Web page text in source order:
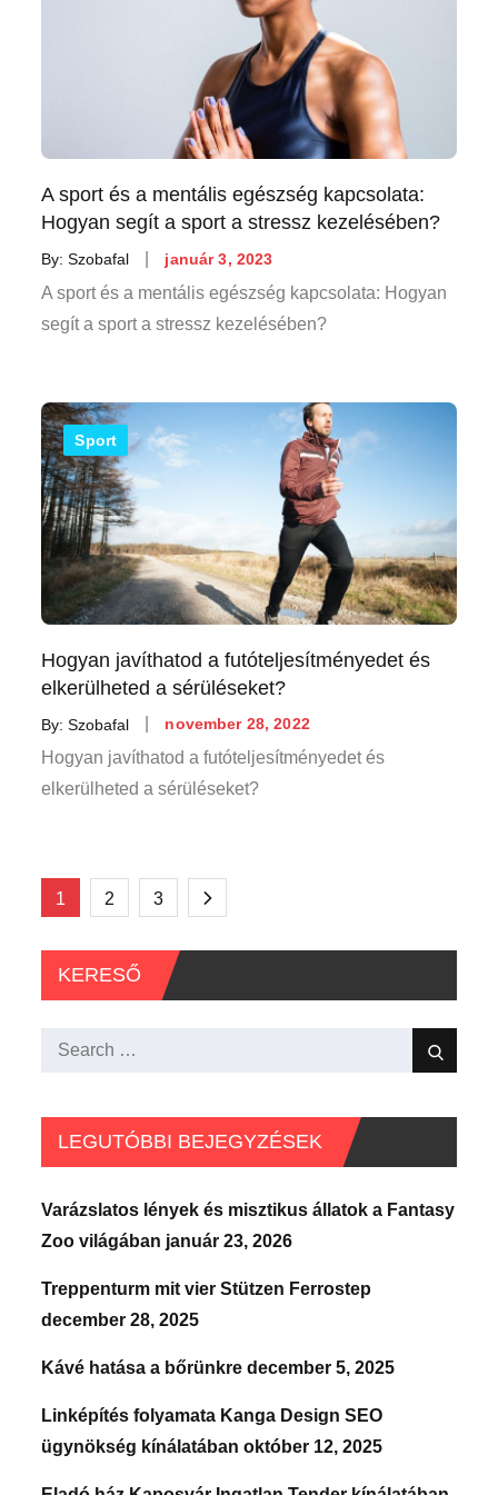
A sport és a mentális egészség kapcsolata:
Hogyan segít a sport a stressz kezelésében?
By:Szobafal
Posted
on
január 3, 2023
A sport és a mentális egészség kapcsolata: Hogyan
segít a sport a stressz kezelésében?
Sport
Hogyan javíthatod a futóteljesítményedet és
elkerülheted a sérüléseket?
By:Szobafal
Posted
on
november 28, 2022
Hogyan javíthatod a futóteljesítményedet és
elkerülheted a sérüléseket?
Bejegyzések
lapozása
1 2 3
KERESŐ
Search
Search
LEGUTÓBBI BEJEGYZÉSEK
Varázslatos lények és misztikus állatok a Fantasy
Zoo világában január 23, 2026
Treppenturm mit vier Stützen Ferrostep
december 28, 2025
Kávé hatása a bőrünkre december 5, 2025
Linképítés folyamata Kanga Design SEO
ügynökség kínálatában október 12, 2025